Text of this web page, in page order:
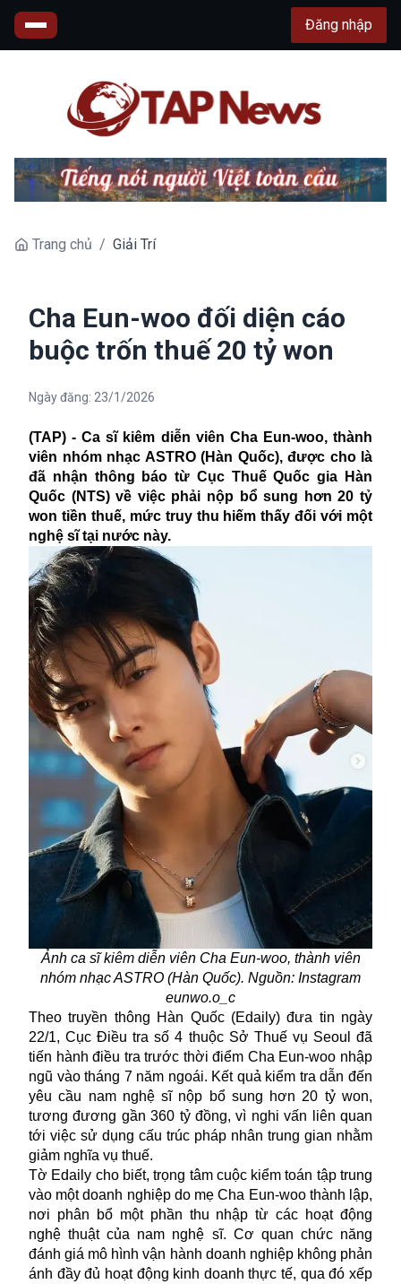
Đăng nhập
Trang chủ / Giải Trí
Cha Eun-woo đối diện cáo
buộc trốn thuế 20 tỷ won
Ngày đăng: 23/1/2026
(TAP) - Ca sĩ kiêm diễn viên Cha Eun-woo, thành
viên nhóm nhạc ASTRO (Hàn Quốc), được cho là
đã nhận thông báo từ Cục Thuế Quốc gia Hàn
Quốc (NTS) về việc phải nộp bổ sung hơn 20 tỷ
won tiền thuế, mức truy thu hiếm thấy đối với một
nghệ sĩ tại nước này.
Ảnh ca sĩ kiêm diễn viên Cha Eun-woo, thành viên
nhóm nhạc ASTRO (Hàn Quốc). Nguồn: Instagram
eunwo.o_c
Theo truyền thông Hàn Quốc (Edaily) đưa tin ngày
22/1, Cục Điều tra số 4 thuộc Sở Thuế vụ Seoul đã
tiến hành điều tra trước thời điểm Cha Eun-woo nhập
ngũ vào tháng 7 năm ngoái. Kết quả kiểm tra dẫn đến
yêu cầu nam nghệ sĩ nộp bổ sung hơn 20 tỷ won,
tương đương gần 360 tỷ đồng, vì nghi vấn liên quan
tới việc sử dụng cấu trúc pháp nhân trung gian nhằm
giảm nghĩa vụ thuế.
Tờ Edaily cho biết, trọng tâm cuộc kiểm toán tập trung
vào một doanh nghiệp do mẹ Cha Eun-woo thành lập,
nơi phân bổ một phần thu nhập từ các hoạt động
nghệ thuật của nam nghệ sĩ. Cơ quan chức năng
đánh giá mô hình vận hành doanh nghiệp không phản
ánh đầy đủ hoạt động kinh doanh thực tế, qua đó xếp